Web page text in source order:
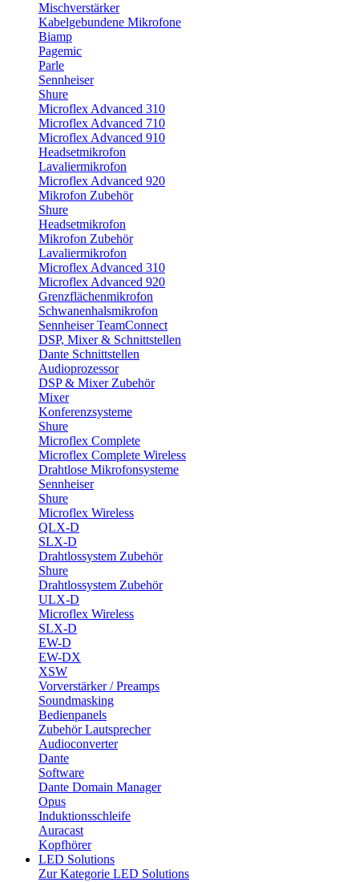
Mischverstärker
Kabelgebundene Mikrofone
Biamp
Pagemic
Parle
Sennheiser
Shure
Microflex Advanced 310
Microflex Advanced 710
Microflex Advanced 910
Headsetmikrofon
Lavaliermikrofon
Microflex Advanced 920
Mikrofon Zubehör
Shure
Headsetmikrofon
Mikrofon Zubehör
Lavaliermikrofon
Microflex Advanced 310
Microflex Advanced 920
Grenzflächenmikrofon
Schwanenhalsmikrofon
Sennheiser TeamConnect
DSP, Mixer & Schnittstellen
Dante Schnittstellen
Audioprozessor
DSP & Mixer Zubehör
Mixer
Konferenzsysteme
Shure
Microflex Complete
Microflex Complete Wireless
Drahtlose Mikrofonsysteme
Sennheiser
Shure
Microflex Wireless
QLX-D
SLX-D
Drahtlossystem Zubehör
Shure
Drahtlossystem Zubehör
ULX-D
Microflex Wireless
SLX-D
EW-D
EW-DX
XSW
Vorverstärker / Preamps
Soundmasking
Bedienpanels
Zubehör Lautsprecher
Audioconverter
Dante
Software
Dante Domain Manager
Opus
Induktionsschleife
Auracast
Kopfhörer
LED Solutions
Zur Kategorie LED Solutions